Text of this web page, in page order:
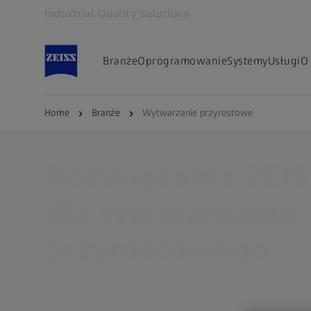
BranżeOprogramowanieSystemyUsługi
Home Branże Wytwarzanie przyrostowe